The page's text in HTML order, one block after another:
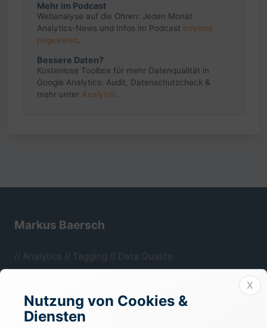
Mehr im Podcast
Webanalyse auf die Ohren: Jeden Monat
Analytics-News und Infos im Podcast beyond
pageviews
Bessere Daten?
Kostenlose Toolbox für mehr Datenqualität in
Google Analytics: Audit, Datenschutzcheck &
mehr unter Analytrix
Markus Baersch
// Analytics // Tagging // Data Quality.
Mönchengladbach, NRW.
Rechtliches
X
Nutzung von Cookies &
Diensten